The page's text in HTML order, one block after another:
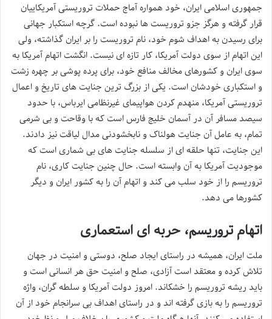
جمهوری اسلامی ایران، خود همواره آماج حملات تروریستی آمریکاییان
قرار گرفته و هرگز جزو تروریست ها نبوده است. گرچه استکبار جهانی
برای رسیدن به اهداف شوم خود، نام تروریست را بر ایران گذاشته، ولی
این اتهام از سوی دولت آمریکا، کار تازه ای نیست. انگشت اتهام آمریکا به
سوی ایران و کشورهای مخالف منافع خود، برای پرده پوشی بر چهره زشت
و استکباری خودشان است. یکی از بزرگ ترین جنایت های تاریخ و اعمال
تروریستی آمریکا، منهدم کردن هواپیمای غیرنظامی ایرباس، با حدود
سیصد مسافر آن در آسمان خلیج فارس است که با وقاحت و بی شرمی
تمام، به عامل آن جنایت هولناک و نابخشودنی مدال لیاقت نیز دادند.
این جنایت، تنها حلقه ای از سلسله جنایت های بی شماری است که
موجودیت آمریکا به آن وابسته است. حال چنین جنایت کاری، نام
تروریسم را از خود سلب می کند و اتهام آن را به کشور ایران و دیگر
کشورها می دهد.
اتهام تروریسم، حربه ای استعماری
ملت ایران، همیشه در راستای ایجاد صلح، دوستی و امنیت در جهان
تلاش کرده و معتقد است آزادی، صلح و امنیت حق هر انسانی است و
باید ریشه تروریسم را خشکاند. امروز دولت آمریکا و سلطه گران، واژه
تروریسم را به بازی گرفته اند و در راستای اهداف بی سرانجام خود از آن